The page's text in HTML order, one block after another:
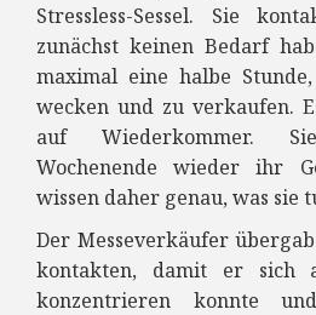
Stressless-Sessel. Sie
zunächst keinen Bedarf
maximal eine halbe
wecken und zu verkaufen.
auf Wiederkommer.
Wochenende wieder ihr
wissen daher genau, was sie
Der Messeverkäufer
kontakten, damit er sich
konzentrieren konnte